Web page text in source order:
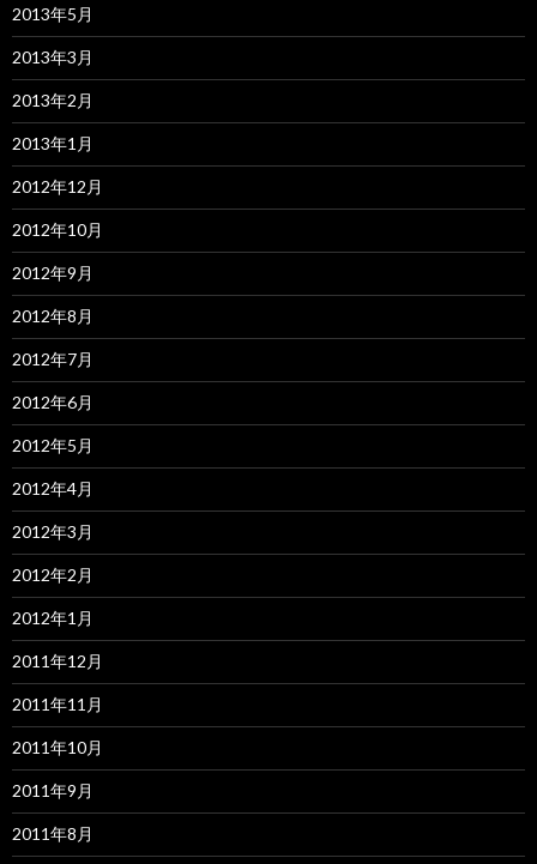
2013年5月
2013年3月
2013年2月
2013年1月
2012年12月
2012年10月
2012年9月
2012年8月
2012年7月
2012年6月
2012年5月
2012年4月
2012年3月
2012年2月
2012年1月
2011年12月
2011年11月
2011年10月
2011年9月
2011年8月